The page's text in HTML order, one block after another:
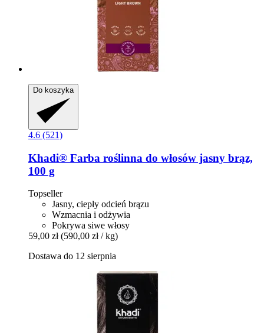
Do koszyka
4.6 (521)
Khadi® Farba roślinna do włosów jasny brąz,
100 g
Topseller
Jasny, ciepły odcień brązu
Wzmacnia i odżywia
Pokrywa siwe włosy
59,00 zł (590,00 zł / kg)
Dostawa do 12 sierpnia